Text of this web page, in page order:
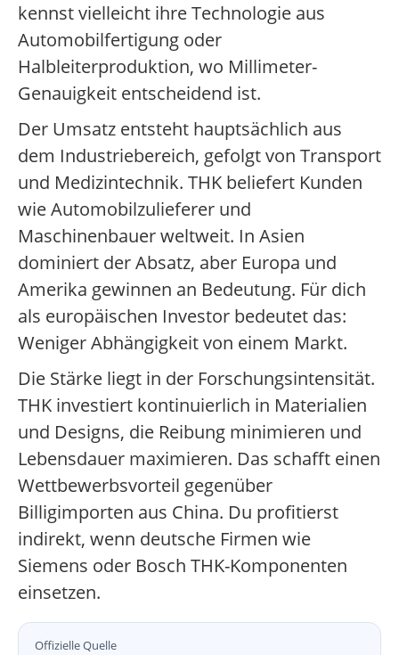
kennst vielleicht ihre Technologie aus
Automobilfertigung oder
Halbleiterproduktion, wo Millimeter-
Genauigkeit entscheidend ist.
Der Umsatz entsteht hauptsächlich aus
dem Industriebereich, gefolgt von Transport
und Medizintechnik. THK beliefert Kunden
wie Automobilzulieferer und
Maschinenbauer weltweit. In Asien
dominiert der Absatz, aber Europa und
Amerika gewinnen an Bedeutung. Für dich
als europäischen Investor bedeutet das:
Weniger Abhängigkeit von einem Markt.
Die Stärke liegt in der Forschungsintensität.
THK investiert kontinuierlich in Materialien
und Designs, die Reibung minimieren und
Lebensdauer maximieren. Das schafft einen
Wettbewerbsvorteil gegenüber
Billigimporten aus China. Du profitierst
indirekt, wenn deutsche Firmen wie
Siemens oder Bosch THK-Komponenten
einsetzen.
Offizielle Quelle